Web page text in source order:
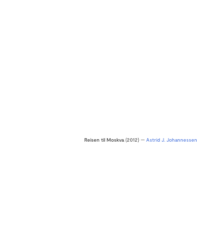
Reisen til Moskva (2012) — Astrid J. Johannessen